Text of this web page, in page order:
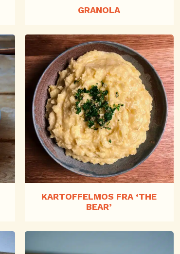
GRANOLA
KARTOFFELMOS FRA ‘THE
BEAR’